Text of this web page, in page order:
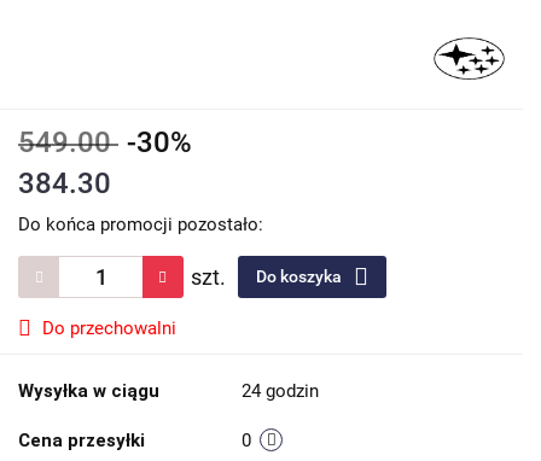
549.00 -30%
384.30
Do końca promocji pozostało:
szt. Do koszyka
Do przechowalni
Wysyłka w ciągu 24 godzin
Cena przesyłki 0